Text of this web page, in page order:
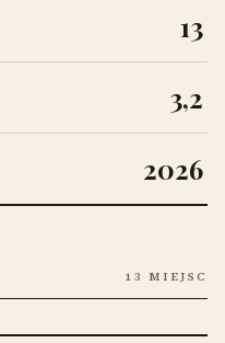
13
3,2
2026
13 MIEJSC